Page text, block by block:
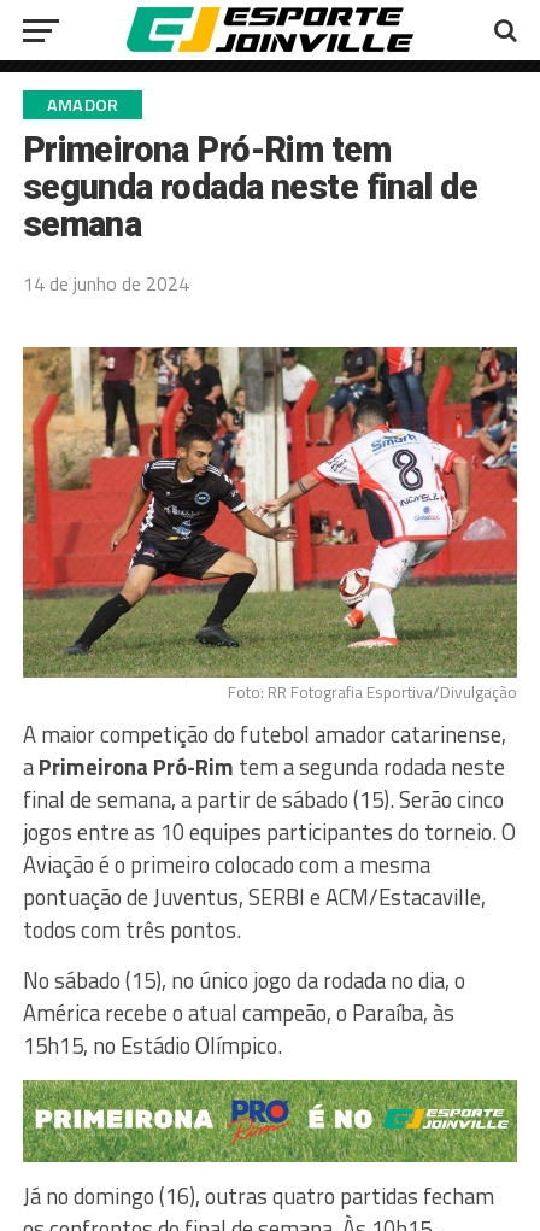
AMADOR
Primeirona Pró-Rim tem
segunda rodada neste final de
semana
14 de junho de 2024
Foto: RR Fotografia Esportiva/Divulgação
A maior competição do futebol amador catarinense,
aPrimeirona Pró-Rim tem a segunda rodada neste
final de semana, a partir de sábado (15). Serão cinco
jogos entre as 10 equipes participantes do torneio. O
Aviação é o primeiro colocado com a mesma
pontuação de Juventus, SERBI e ACM/Estacaville,
todos com três pontos.
No sábado (15), no único jogo da rodada no dia, o
América recebe o atual campeão, o Paraíba, às
15h15, no Estádio Olímpico.
Já no domingo (16), outras quatro partidas fecham